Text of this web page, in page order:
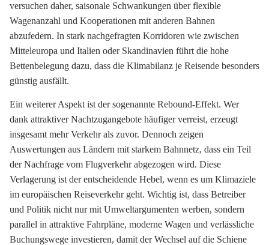
versuchen daher, saisonale Schwankungen über flexible
Wagenanzahl und Kooperationen mit anderen Bahnen
abzufedern. In stark nachgefragten Korridoren wie zwischen
Mitteleuropa und Italien oder Skandinavien führt die hohe
Bettenbelegung dazu, dass die Klimabilanz je Reisende besonders
günstig ausfällt.
Ein weiterer Aspekt ist der sogenannte Rebound-Effekt. Wer
dank attraktiver Nachtzugangebote häufiger verreist, erzeugt
insgesamt mehr Verkehr als zuvor. Dennoch zeigen
Auswertungen aus Ländern mit starkem Bahnnetz, dass ein Teil
der Nachfrage vom Flugverkehr abgezogen wird. Diese
Verlagerung ist der entscheidende Hebel, wenn es um Klimaziele
im europäischen Reiseverkehr geht. Wichtig ist, dass Betreiber
und Politik nicht nur mit Umweltargumenten werben, sondern
parallel in attraktive Fahrpläne, moderne Wagen und verlässliche
Buchungswege investieren, damit der Wechsel auf die Schiene